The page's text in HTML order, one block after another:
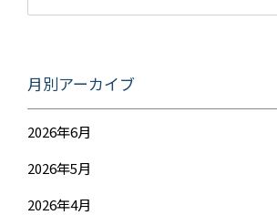
月別アーカイブ
2026年6月
2026年5月
2026年4月